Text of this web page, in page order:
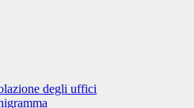
degli uffici